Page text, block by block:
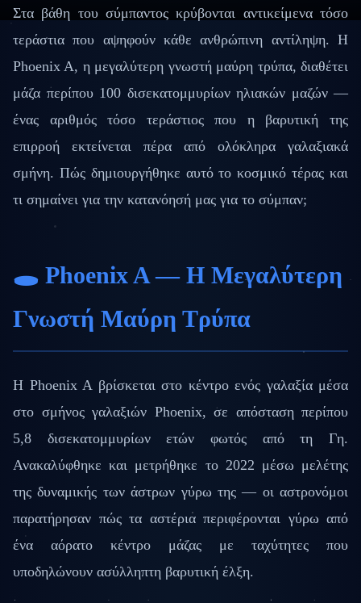
Στα βάθη του σύμπαντος κρύβονται αντικείμενα τόσο
τεράστια που αψηφούν κάθε ανθρώπινη αντίληψη. Η
Phoenix A, η μεγαλύτερη γνωστή μαύρη τρύπα, διαθέτει
μάζα περίπου 100 δισεκατομμυρίων ηλιακών μαζών —
ένας αριθμός τόσο τεράστιος που η βαρυτική της
επιρροή εκτείνεται πέρα από ολόκληρα γαλαξιακά
σμήνη. Πώς δημιουργήθηκε αυτό το κοσμικό τέρας και
τι σημαίνει για την κατανόησή μας για το σύμπαν;
🕳️ Phoenix A — Η Μεγαλύτερη
Γνωστή Μαύρη Τρύπα
Η Phoenix A βρίσκεται στο κέντρο ενός γαλαξία μέσα
στο σμήνος γαλαξιών Phoenix, σε απόσταση περίπου
5,8 δισεκατομμυρίων ετών φωτός από τη Γη.
Ανακαλύφθηκε και μετρήθηκε το 2022 μέσω μελέτης
της δυναμικής των άστρων γύρω της — οι αστρονόμοι
παρατήρησαν πώς τα αστέρια περιφέρονται γύρω από
ένα αόρατο κέντρο μάζας με ταχύτητες που
υποδηλώνουν ασύλληπτη βαρυτική έλξη.